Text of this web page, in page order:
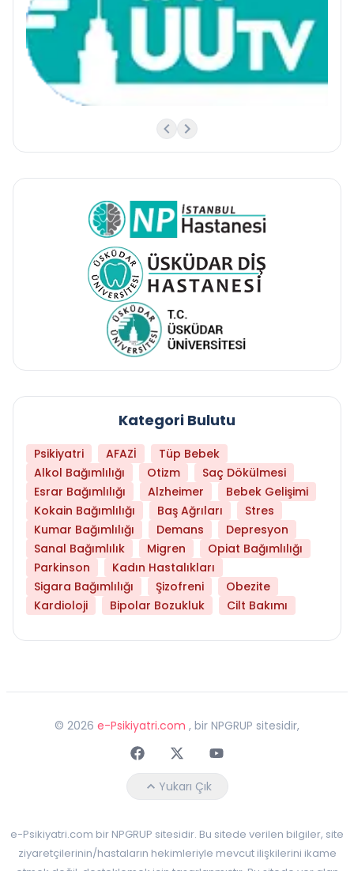
Kategori Bulutu
Psikiyatri AFAZİ
Tüp Bebek
Alkol Bağımlılığı
Otizm
Saç Dökülmesi
Esrar Bağımlılığı
Alzheimer
Bebek Gelişimi
Kokain Bağımlılığı
Baş Ağrıları
Stres
Kumar Bağımlılığı
Demans
Depresyon
Sanal Bağımlılık
Migren
Opiat Bağımlılığı
Parkinson
Kadın Hastalıkları
Sigara Bağımlılığı
Şizofreni
Obezite
Kardioloji
Bipolar Bozukluk Cilt Bakımı
© 2026 e-Psikiyatri.com , bir NPGRUP sitesidir,
FaceebokTwitterYoutube
Yukarı Çık
e-Psikiyatri.com bir NPGRUP sitesidir. Bu sitede verilen bilgiler, site
ziyaretçilerinin/hastaların hekimleriyle mevcut ilişkilerini ikame